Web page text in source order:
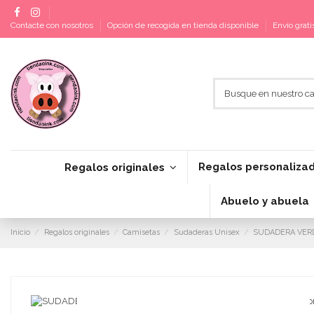
Contacte con nosotros Opción de recogida en tienda disponible Envío
Regalos originales Regalos
Abuelo y abuela
Inicio Regalos originales Camisetas Sudaderas Unisex SUDADERA